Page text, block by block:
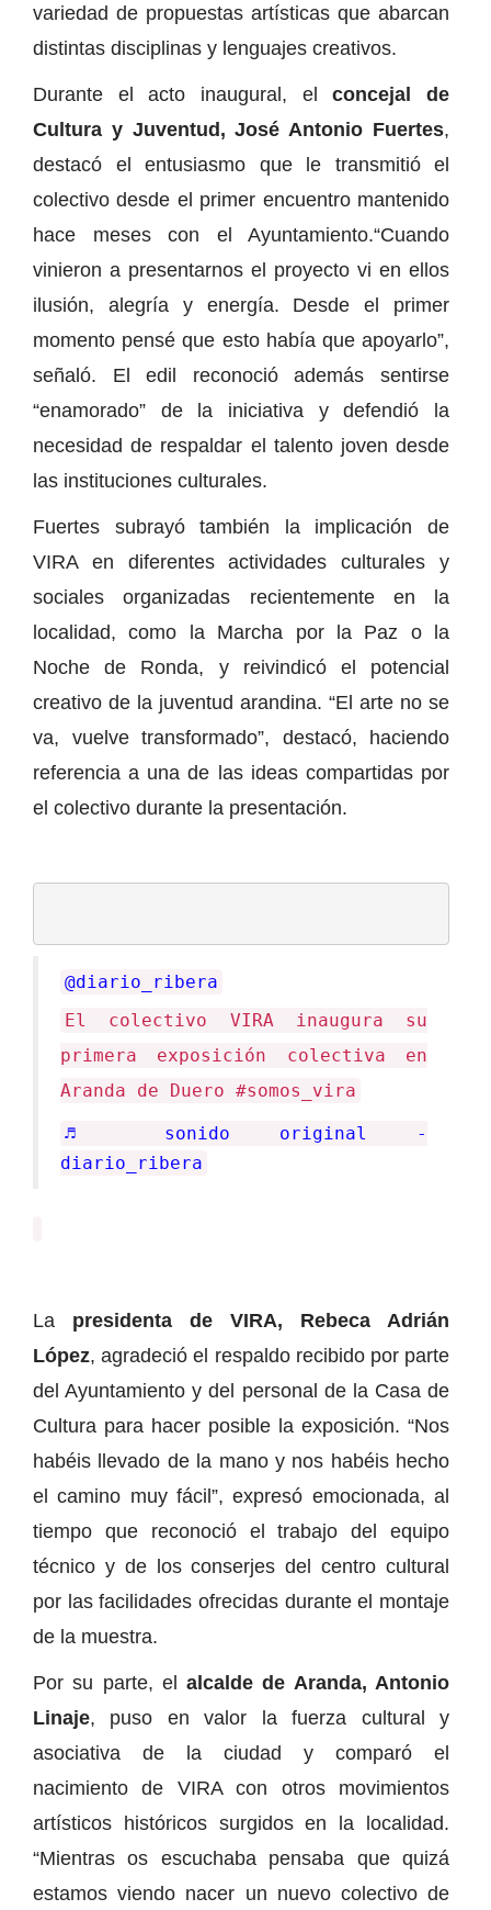
variedad de propuestas artísticas que abarcan
distintas disciplinas y lenguajes creativos.
Durante el acto inaugural, elconcejal de
Cultura y Juventud, José Antonio Fuertes,
destacó el entusiasmo que le transmitió el
colectivo desde el primer encuentro mantenido
hace meses con el Ayuntamiento.“Cuando
vinieron a presentarnos el proyecto vi en ellos
ilusión, alegría y energía. Desde el primer
momento pensé que esto había que apoyarlo”,
señaló. El edil reconoció además sentirse
“enamorado” de la iniciativa y defendió la
necesidad de respaldar el talento joven desde
las instituciones culturales.
Fuertes subrayó también la implicación de
VIRA en diferentes actividades culturales y
sociales organizadas recientemente en la
localidad, como la Marcha por la Paz o la
Noche de Ronda, y reivindicó el potencial
creativo de la juventud arandina. “El arte no se
va, vuelve transformado”, destacó, haciendo
referencia a una de las ideas compartidas por
el colectivo durante la presentación.
@diario_ribera
El colectivo VIRA inaugura su
primera exposición colectiva en
Aranda de Duero #somos_vira
♬ sonido original -
diario_ribera
La presidenta de VIRA, Rebeca Adrián
López, agradeció el respaldo recibido por parte
del Ayuntamiento y del personal de la Casa de
Cultura para hacer posible la exposición. “Nos
habéis llevado de la mano y nos habéis hecho
el camino muy fácil”, expresó emocionada, al
tiempo que reconoció el trabajo del equipo
técnico y de los conserjes del centro cultural
por las facilidades ofrecidas durante el montaje
de la muestra.
Por su parte, elalcalde de Aranda, Antonio
Linaje, puso en valor la fuerza cultural y
asociativa de la ciudad y comparó el
nacimiento de VIRA con otros movimientos
artísticos históricos surgidos en la localidad.
“Mientras os escuchaba pensaba que quizá
estamos viendo nacer un nuevo colectivo de